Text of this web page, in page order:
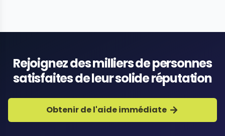
Rejoignez des milliers de personnes
satisfaites de leur solide réputation
Obtenir de l'aide immédiate